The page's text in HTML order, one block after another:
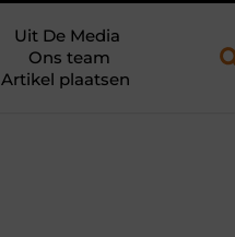
Uit De Media
Ons team
Artikel plaatsen